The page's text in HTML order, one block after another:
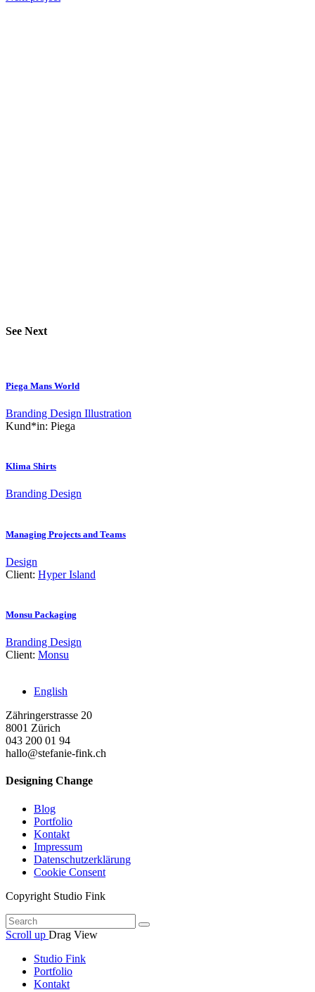
See Next
Piega Mans World
Branding Design Illustration
Kund*in: Piega
Klima Shirts
Branding Design
Managing Projects and Teams
Design
Client: Hyper Island
Monsu Packaging
Branding Design
Client: Monsu
English
Zähringerstrasse 20
8001 Zürich
043 200 01 94
hallo@stefanie-fink.ch
Designing Change
Blog
Portfolio
Kontakt
Impressum
Datenschutzerklärung
Cookie Consent
Copyright Studio Fink
Scroll up Drag View
Studio Fink
Portfolio
Kontakt